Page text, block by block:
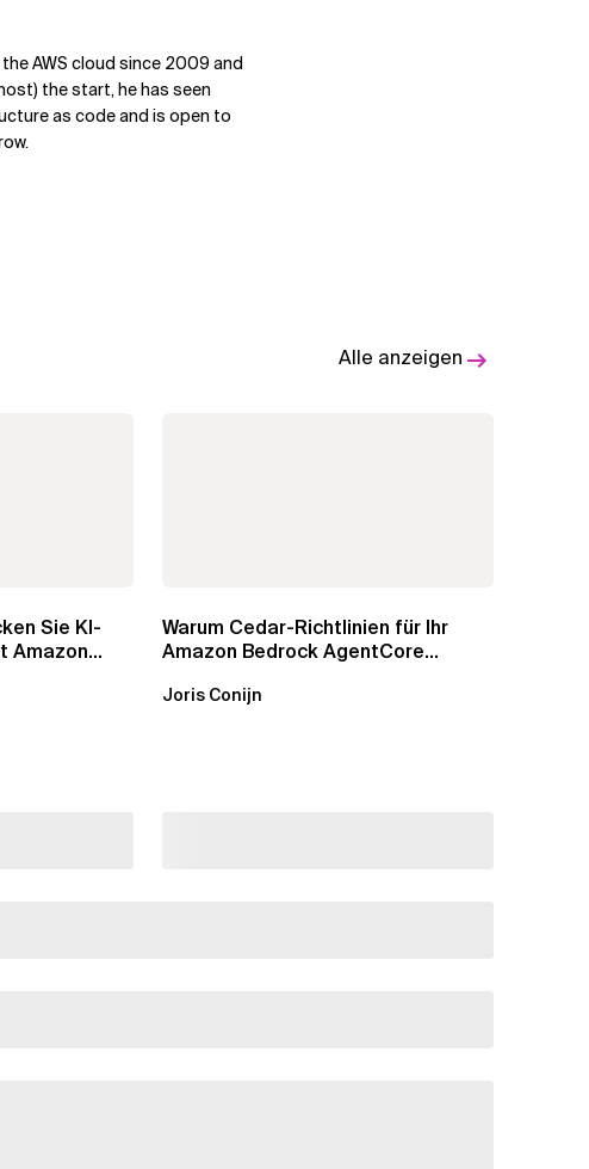
AWS cloud since 2009 and
the start, he has seen
as code and is open to
Alle anzeigen
Sie KI-
Amazon
Warum Cedar-Richtlinien für Ihr
Amazon Bedrock AgentCore
Joris Conijn